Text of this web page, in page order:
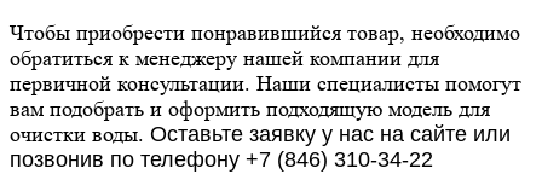
Чтобы приобрести понравившийся товар, необходимо
обратиться к менеджеру нашей компании для
первичной консультации. Наши специалисты помогут
вам подобрать и оформить подходящую модель для
очистки воды. Оставьте заявку у нас на сайте или
позвонив по телефону +7 (846) 310-34-22